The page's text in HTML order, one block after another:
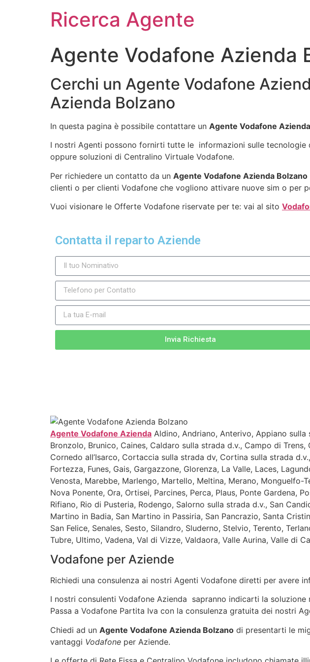
Ricerca Agente
Agente Vodafone Azienda
Cerchi un Agente Vodafone
Azienda Bolzano
In questa pagina è possibile contattare un Agente Vodafone
I nostri Agenti possono fornirti tutte le informazioni sulle
oppure soluzioni di Centralino Virtuale Vodafone.
Per richiedere un contatto da un Agente Vodafone Azienda Bolzano
clienti o per clienti Vodafone che vogliono attivare nuove sim o per
Vuoi visionare le Offerte Vodafone riservate per te: vai al sito
Contatta il reparto Aziende
Invia Richiesta
Agente Vodafone Azienda Aldino, Andriano, Anterivo, Appiano sulla
Bronzolo, Brunico, Caines, Caldaro sulla strada d.v., Campo di
Cornedo all’Isarco, Cortaccia sulla strada dv, Cortina sulla strada
Fortezza, Funes, Gais, Gargazzone, Glorenza, La Valle, Laces,
Venosta, Marebbe, Marlengo, Martello, Meltina, Merano, Monguelfo-
Nova Ponente, Ora, Ortisei, Parcines, Perca, Plaus, Ponte Gardena,
Rifiano, Rio di Pusteria, Rodengo, Salorno sulla strada d.v., San
Martino in Badia, San Martino in Passiria, San Pancrazio, Santa
San Felice, Senales, Sesto, Silandro, Sluderno, Stelvio, Terento,
Tubre, Ultimo, Vadena, Val di Vizze, Valdaora, Valle Aurina, Valle di
Vodafone per Aziende
Richiedi una consulenza ai nostri Agenti Vodafone diretti per avere
I nostri consulenti Vodafone Azienda sapranno indicarti la
Passa a Vodafone Partita Iva con la consulenza gratuita dei nostri
Chiedi ad un Agente Vodafone Azienda Bolzano di presentarti le
vantaggi Vodafone per Aziende.